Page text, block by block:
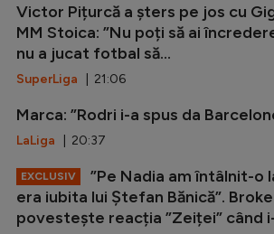
Victor Pițurcă a șters pe jos cu
MM Stoica: ”Nu poți să ai
nu a jucat fotbal să...
SuperLiga | 21:06
Marca: ”Rodri i-a spus da
LaLiga | 20:37
EXCLUSIV
”Pe Nadia am întâlnit-o
era iubita lui Ștefan Bănică”.
povestește reacția ”Zeiței” când